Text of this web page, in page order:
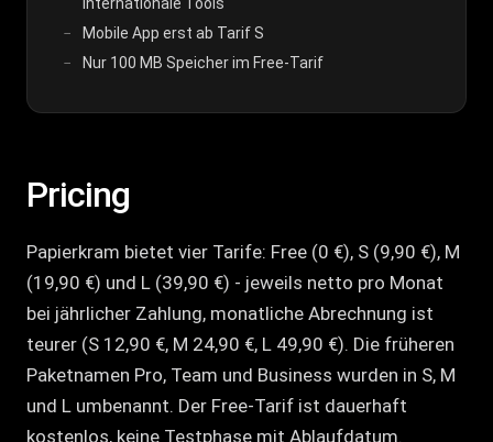
Mobile App erst ab Tarif S
Nur 100 MB Speicher im Free-Tarif
Pricing
Papierkram bietet vier Tarife: Free (0 €), S (9,90 €), M
(19,90 €) und L (39,90 €) - jeweils netto pro Monat
bei jährlicher Zahlung, monatliche Abrechnung ist
teurer (S 12,90 €, M 24,90 €, L 49,90 €). Die früheren
Paketnamen Pro, Team und Business wurden in S, M
und L umbenannt. Der Free-Tarif ist dauerhaft
kostenlos, keine Testphase mit Ablaufdatum.